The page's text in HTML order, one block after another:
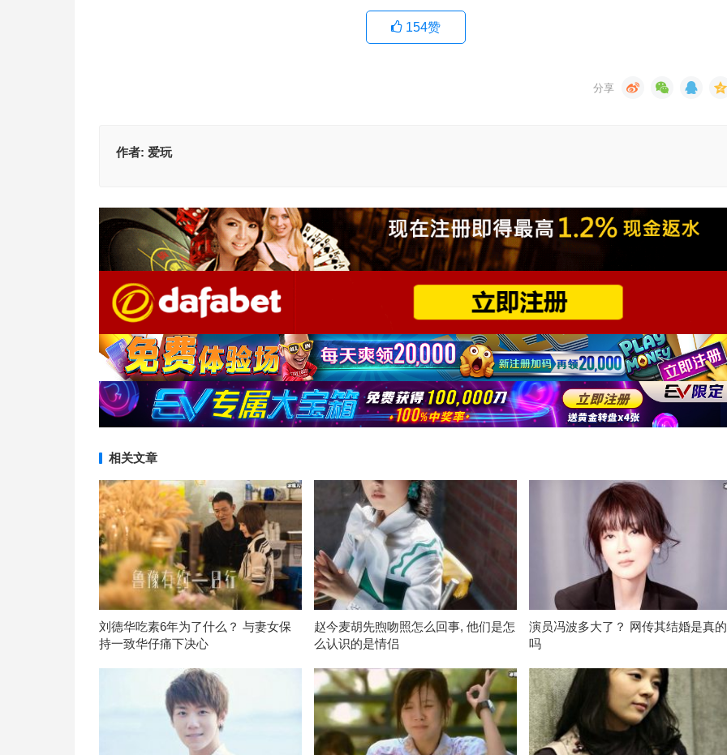
154赞
作者: 爱玩
相关文章
刘德华吃素6年为了什么？ 与妻女保
持一致华仔痛下决心
赵今麦胡先煦吻照怎么回事, 他们是怎
么认识的是情侣
演员冯波多大了？ 网传其结婚是真的
吗